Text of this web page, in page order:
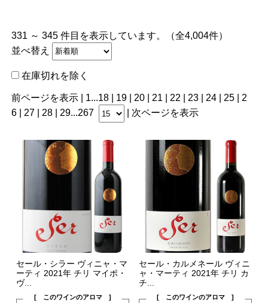
331 ～ 345 件目を表示しています。（全4,004件）
並べ替え
在庫切れを除く
前ページを表示| 1...18| 19| 20| 21| 22| 23 | 24| 25| 2
6| 27 28| 29...267 次ページを表示
セール・シラー ヴィニャ・マ
ーティ 2021年 チリ マイポ・
ヴ...
[ このワインのアロマ ]
セール・カルメネール ヴィニ
ャ・マーティ 2021年 チリ カ
チ...
[ このワインのアロマ ]